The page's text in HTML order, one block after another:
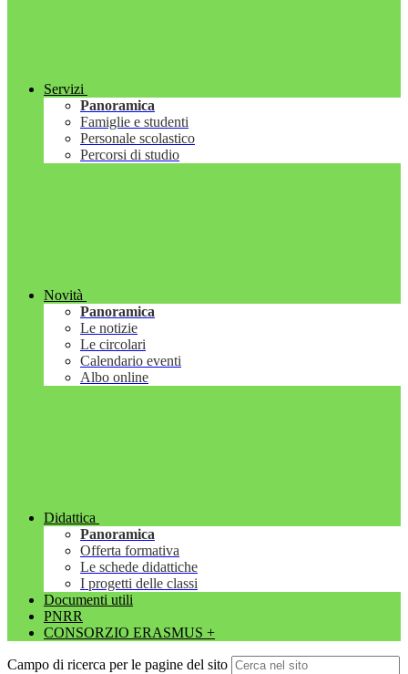
Servizi
Panoramica
Famiglie e studenti
Personale scolastico
Percorsi di studio
Novità
Panoramica
Le notizie
Le circolari
Calendario eventi
Albo online
Didattica
Panoramica
Offerta formativa
Le schede didattiche
I progetti delle classi
Documenti utili
PNRR
CONSORZIO ERASMUS +
Campo di ricerca per le pagine del sito